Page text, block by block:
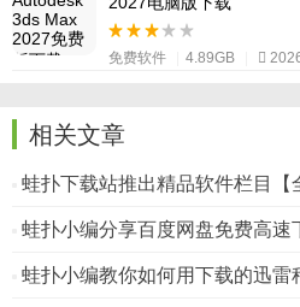
免费软件 4.89GB
相关文章
蛙扑下载站推出精品软件栏目【
蛙扑小编分享百度网盘免费高速
蛙扑小编教你如何用下载的迅雷